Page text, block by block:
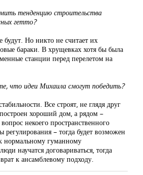
тенденцию строительства
гетто?
будут. Но никто не считает их
бараки. В хрущевках хотя бы была
станции перед перелетом на
что идеи Михаила смогут победить?
Все строят, не глядя друг
хороший дом, а рядом –
некоего пространственного
– тогда будет возможен
нормальному гуманному
научатся договариваться, тогда
к ансамблевому подходу.